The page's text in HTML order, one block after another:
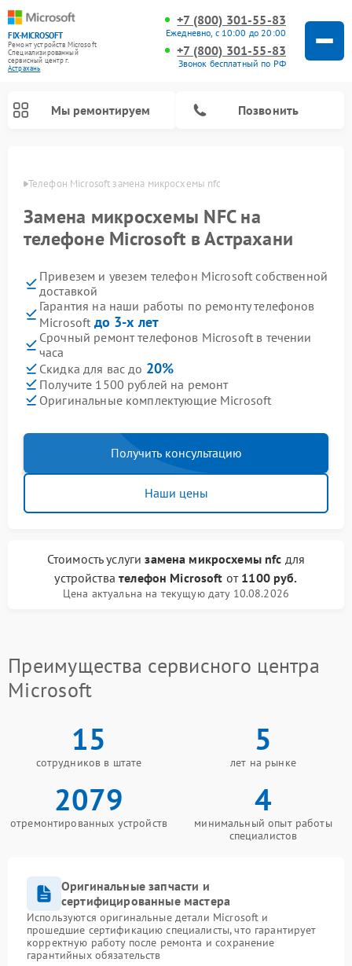
FIX-MICROSOFT
Ремонт устройств Microsoft
Специализированный
cервисный центр г.
Астрахань
+7 (800) 301-55-83
Ежедневно, с 10:00 до 20:00
+7 (800) 301-55-83
Звонок бесплатный по РФ
Мы ремонтируем Позвонить
Телефон Microsoft замена микросхемы nfc
Замена микросхемы NFC на
телефоне Microsoft в Астрахани
Привезем и увезем телефон Microsoft собственной
доставкой
Гарантия на наши работы по ремонту телефонов
Microsoft до 3-х лет
Срочный ремонт телефонов Microsoft в течении
часа
Скидка для вас до 20%
Получите 1500 рублей на ремонт
Оригинальные комплектующие Microsoft
Получить консультацию
Наши цены
Стоимость услугизамена микросхемы nfc для
устройствателефон Microsoft от 1100 руб.
Цена актуальна на текущую дату 10.08.2026
Преимущества сервисного центра
Microsoft
15
сотрудников в штате
5
лет на рынке
2079
отремонтированных устройств
4
минимальный опыт работы
специалистов
Оригинальные запчасти и
сертифицированные мастера
Используются оригинальные детали Microsoft и
прошедшие сертификацию специалисты, что гарантирует
корректную работу после ремонта и сохранение
гарантийных обязательств